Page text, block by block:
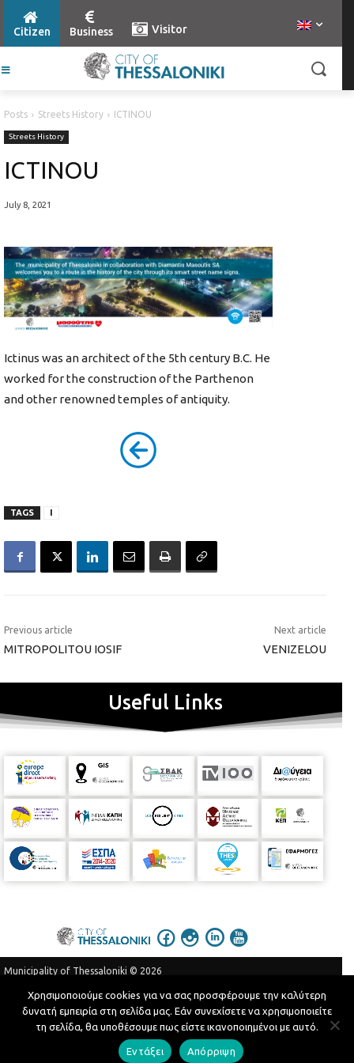
Citizen Business Visitor
Posts Streets History ICTINOU
Streets History
ICTINOU
July 8, 2021
Ictinus was an architect of the 5th century B.C. He
worked for the construction of the Parthenon
and other renowned temples of antiquity.
TAGS I
Previous article
MITROPOLITOU IOSIF
Next article
VENIZELOU
Useful Links
Municipality of Thessaloniki © 2026
Terms of Use
Privacy Policy
Telephone Catalog
MyCompany Projects
Χρησιμοποιούμε cookies για να σας προσφέρουμε την καλύτερη
δυνατή εμπειρία στη σελίδα μας. Εάν συνεχίσετε να χρησιμοποιείτε
τη σελίδα, θα υποθέσουμε πως είστε ικανοποιημένοι με αυτό.
Εντάξει Απόρριψη